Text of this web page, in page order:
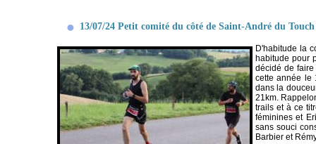
13/07/24 Petit comité du côté de Saint-André du Touch
D'habitude la
habitude pour
décidé de
cette année le
dans la
21km.
trails et à ce
féminines et
sans souci
Barbier et